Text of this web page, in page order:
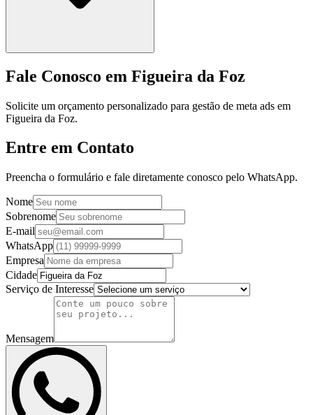
Fale Conosco em Figueira da Foz
Solicite um orçamento personalizado para gestão de meta ads em
Figueira da Foz.
Entre em Contato
Preencha o formulário e fale diretamente conosco pelo WhatsApp.
Nome
Sobrenome
E-mail
WhatsApp
Empresa
Cidade
Serviço de Interesse
Mensagem